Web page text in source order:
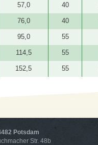
57,0 40
76,0 40
95,0 55
114,5 55
152,5 55
Potsdam
Str. 48b